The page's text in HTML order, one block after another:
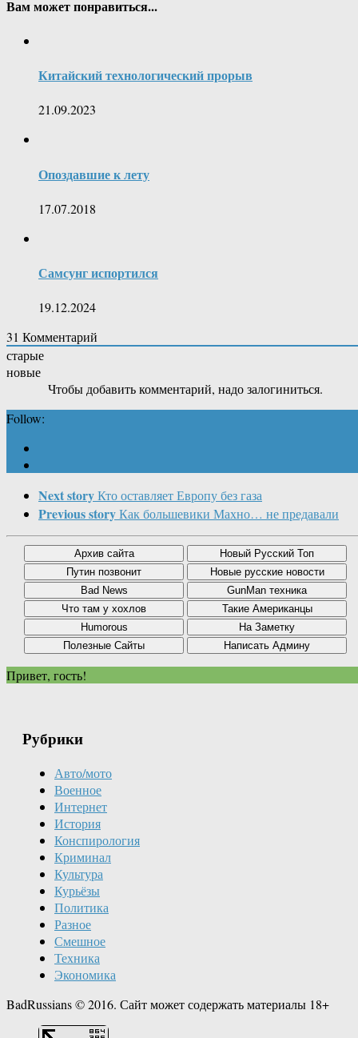
Вам может понравиться...
Китайский технологический прорыв
21.09.2023
Опоздавшие к лету
17.07.2018
Самсунг испортился
19.12.2024
31 Комментарий
старые
новые
Чтобы добавить комментарий, надо залогиниться.
Follow:
Next storyКто оставляет Европу без газа
Previous storyКак большевики Махно… не предавали
Привет, гость!
Рубрики
Авто/мото
Военное
Интернет
История
Конспирология
Криминал
Культура
Курьёзы
Политика
Разное
Смешное
Техника
Экономика
BadRussians © 2016. Сайт может содержать материалы 18+